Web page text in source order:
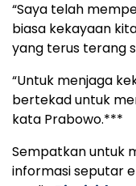
“Saya telah
biasa kekayaan
yang terus terang
“Untuk menjaga
bertekad untuk
kata Prabowo.***
Sempatkan untuk
informasi seputar